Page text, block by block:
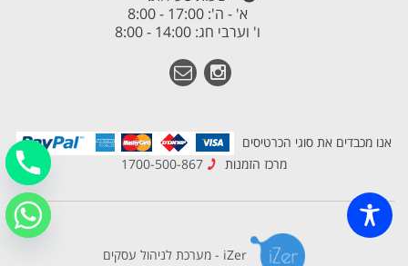
א' - ה': 17:00 - 8:00
ו' וערבי חג: 14:00 - 8:00
אנו מכבדים את סוגי הכרטיסים
מרכז הזמנות
iZer - מערכת לניהול עסקים